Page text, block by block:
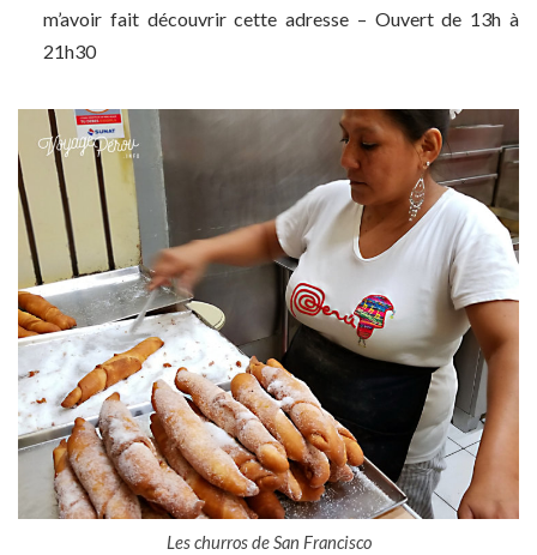
m’avoir fait découvrir cette adresse – Ouvert de 13h à
21h30
Les churros de San Francisco